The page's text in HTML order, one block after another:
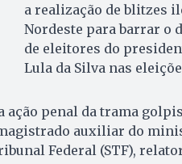
a realização de blitzes
Nordeste para barrar o
de eleitores do
Lula da Silva nas
ação penal da trama
auxiliar do
Federal (STF),